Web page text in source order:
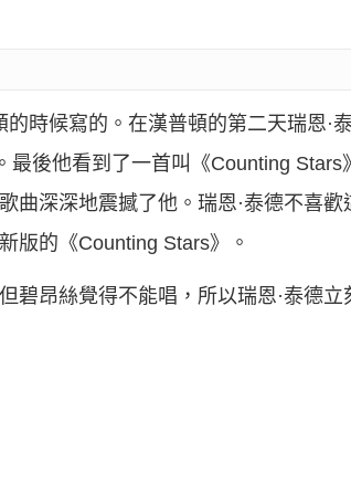
時候寫的。在漢普頓的第二天瑞恩·
後他看到了一首叫《Counting Stars
曲深深地震撼了他。瑞恩·泰德不喜歡
版的《Counting Stars》。
碧昂絲覺得不能唱，所以瑞恩·泰德